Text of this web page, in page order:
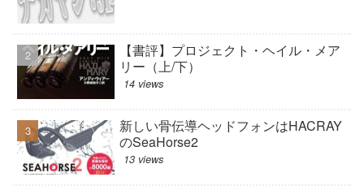
【書評】プロジェクト・ヘイル・メア
リー（上/下）
14 views
新しい骨伝導ヘッドフォンはHACRAY
のSeaHorse2
13 views